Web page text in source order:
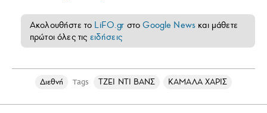
Ακολουθήστε το LiFO.gr στοGoogle News και μάθετε
πρώτοι όλες τις ειδήσεις
Διεθνή Tags ΤΖΕΙ ΝΤΙ ΒΑΝΣ ΚΑΜΑΛΑ ΧΑΡΙΣ